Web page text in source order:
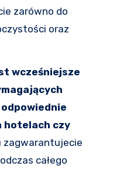
zarówno do
oraz
wcześniejsze
hotelach czy
zagwarantujecie
całego